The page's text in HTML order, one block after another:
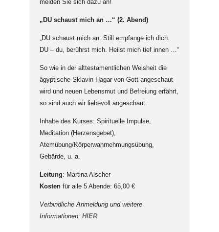
melden Sie sich dazu an!
„DU schaust mich an …“ (2. Abend)
„DU schaust mich an. Still empfange ich dich.
DU – du, berührst mich. Heilst mich tief innen …“
So wie in der alttestamentlichen Weisheit die
ägyptische Sklavin Hagar von Gott angeschaut
wird und neuen Lebensmut und Befreiung erfährt,
so sind auch wir liebevoll angeschaut.
Inhalte des Kurses: Spirituelle Impulse,
Meditation (Herzensgebet),
Atemübung/Körperwahrnehmungsübung,
Gebärde, u. a.
Leitung: Martina Alscher
Kosten für alle 5 Abende: 65,00 €
Verbindliche Anmeldung und weitere
Informationen: HIER